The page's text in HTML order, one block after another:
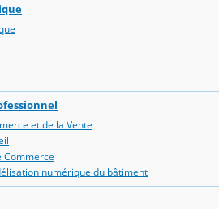
et de la Vente
Commerce
numérique du bâtiment